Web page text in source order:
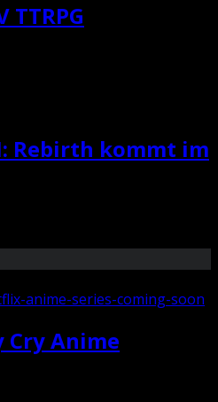
TTRPG
Rebirth kommt im
Cry Anime